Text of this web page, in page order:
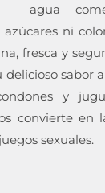
agua
ni
fresca y
delicioso sabor
y
convierte en
sexuales.